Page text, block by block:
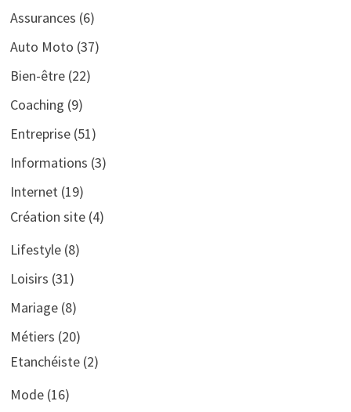
Assurances (6)
Auto Moto (37)
Bien-être(22)
Coaching (9)
Entreprise(51)
Informations (3)
Internet(19)
Création site(4)
Lifestyle(8)
Loisirs (31)
Mariage(8)
Métiers (20)
Etanchéiste(2)
Mode(16)